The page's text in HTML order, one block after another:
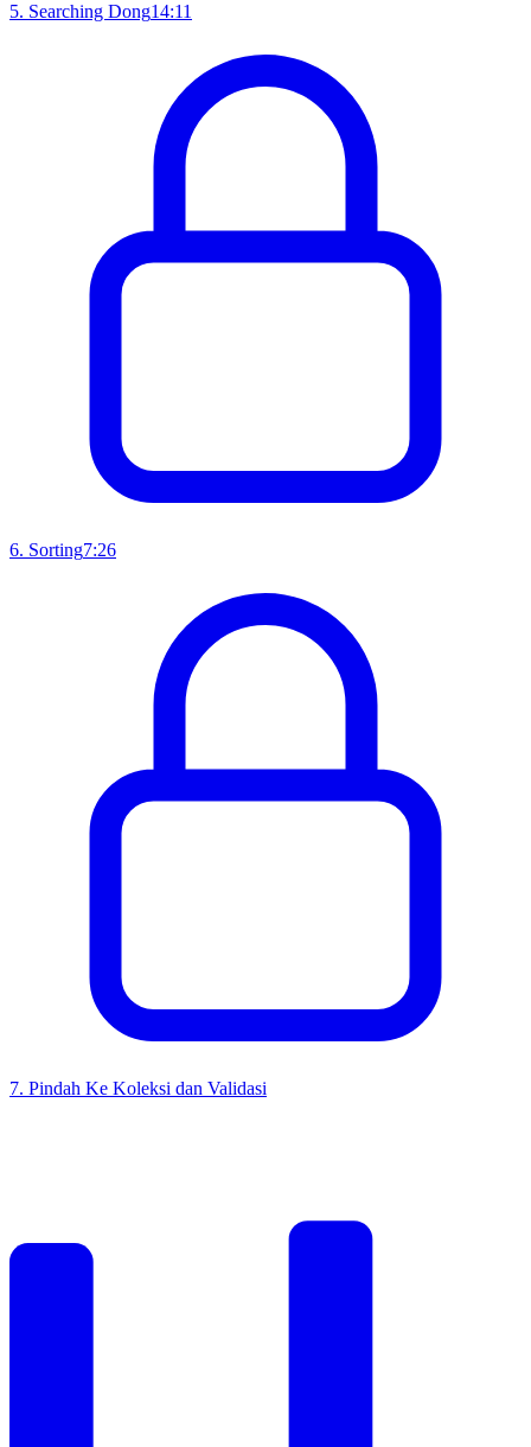
5. Searching Dong14:11
6. Sorting7:26
7. Pindah Ke Koleksi dan Validasi